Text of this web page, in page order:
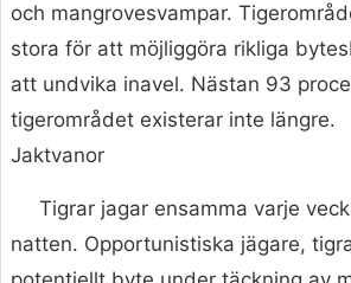
och mangrovesvampar.
stora för att möjliggöra rikliga
att undvika inavel. Nästan 93
tigerområdet existerar inte längre.
Jaktvanor
Tigrar jagar ensamma varje
natten. Opportunistiska jägare,